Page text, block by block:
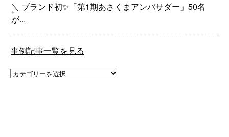
＼ ブランド初✨「第1期あさくまアンバサダー」50名
が...
事例記事一覧を見る